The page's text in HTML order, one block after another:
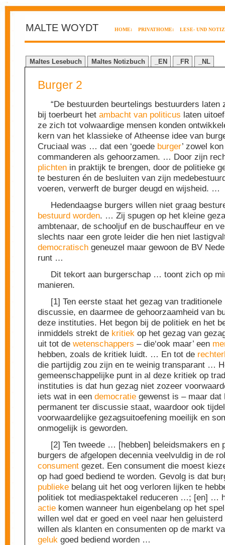
MALTE WOYDT HOME: PRIVATHOME: LESE- UND
Maltes Lesebuch Maltes Notizbuch _EN _FR _NL
Burger 2
“De bestuurden beurtelings bestuurders laten
bij toerbeurt het ambacht van politicus laten
ze zich tot volwaardige mensen konden
kern van het klassieke of Atheense idee van
Cruciaal was … dat een ‘goede burger’ zowel kon
commanderen als gehoorzamen. … Door zijn
plichten in praktijk te brengen, door de politieke
te besturen én de besluiten van zijn
voeren, verwerft de burger deugd en wijsheid. …
Hedendaagse burgers willen niet graag
bestuurd worden. … Zij spugen op het kleine
ambtenaar, de schooljuf en de buschauffeur en
slechts naar een grote leider die hen niet
democratisch geneuzel maar gewoon de BV
runt …
Dit tekort aan burgerschap … toont zich op
manieren.
[1] Ten eerste staat het gezag van traditionele
discussie, en daarmee de gehoorzaamheid van
deze instituties. Het begon bij de politiek en het
inmiddels strekt de kritiek op het gezag van
uit tot de wetenschappers – die‘ook maar’ een
hebben, zoals de kritiek luidt. … En tot de
die partijdig zou zijn en te weinig transparant …
gemeenschappelijke punt in al deze kritiek op
instituties is dat hun gezag niet zozeer
iets wat in een democratie gewenst is – maar dat
permanent ter discussie staat, waardoor ook
voorwaardelijke gezagsuitoefening moeilijk en
onmogelijk is geworden.
[2] Ten tweede … [hebben] beleidsmakers
burgers de afgelopen decennia veelvuldig in de
consument gezet. Een consument die moest
op had goed bediend te worden. Gevolg is dat
publieke belang uit het oog verloren lijken te
politiek tot mediaspektakel reduceren …; [en] …
actie komen wanneer hun eigenbelang op het
willen wel dat er goed en veel naar hen
willen als klanten en consumenten op de markt
geluk goed bediend worden …